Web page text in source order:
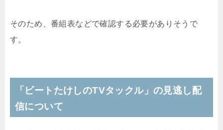
そのため、番組表などで確認する必要がありそうで
す。
「ビートたけしのTVタックル」の見逃し配
信について